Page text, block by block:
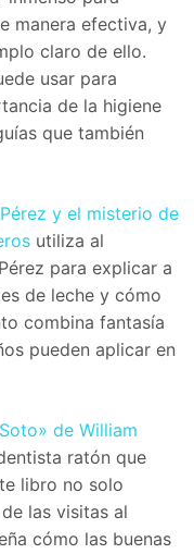
manera efectiva, y
claro de ello.
usar para
de la higiene
que también
y el misterio de
utiliza al
para explicar a
de leche y cómo
combina fantasía
pueden aplicar en
de William
ratón que
libro no solo
las visitas al
cómo las buenas